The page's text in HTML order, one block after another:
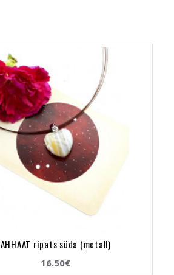
AHHAAT ripats süda (metall)
16.50€